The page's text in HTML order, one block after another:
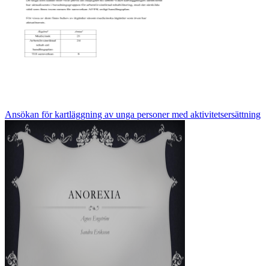
Ansökan för kartläggning av unga personer med aktivitetsersättning